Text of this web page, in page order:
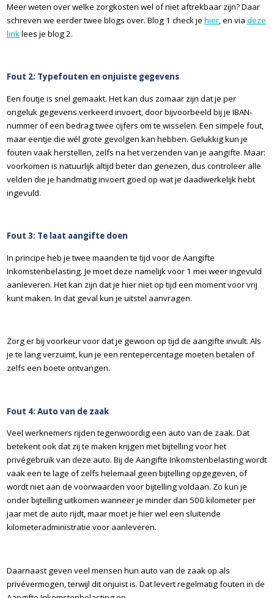
Meer weten over welke zorgkosten wel of niet aftrekbaar zijn? Daar
schreven we eerder twee blogs over. Blog 1 check jehier, en viadeze
linklees je blog 2.
Fout 2: Typefouten en onjuiste gegevens
Een foutje is snel gemaakt. Het kan dus zomaar zijn dat je per
ongeluk gegevens verkeerd invoert, door bijvoorbeeld bij je IBAN-
nummer of een bedrag twee cijfers om te wisselen. Een simpele fout,
maar eentje die wél grote gevolgen kan hebben. Gelukkig kun je
fouten vaak herstellen, zelfs na het verzenden van je aangifte. Maar:
voorkomen is natuurlijk altijd beter dan genezen, dus controleer alle
velden die je handmatig invoert goed op wat je daadwerkelijk hebt
ingevuld.
Fout 3: Te laat aangifte doen
In principe heb je twee maanden te tijd voor de Aangifte
Inkomstenbelasting. Je moet deze namelijk voor 1 mei weer ingevuld
aanleveren. Het kan zijn dat je hier niet op tijd een moment voor vrij
kunt maken. In dat geval kun je uitstel aanvragen.
Zorg er bij voorkeur voor dat je gewoon op tijd de aangifte invult. Als
je te lang verzuimt, kun je een rentepercentage moeten betalen of
zelfs een boete ontvangen.
Fout 4: Auto van de zaak
Veel werknemers rijden tegenwoordig een auto van de zaak. Dat
betekent ook dat zij te maken krijgen met bijtelling voor het
privégebruik van deze auto. Bij de Aangifte Inkomstenbelasting wordt
vaak een te lage of zelfs helemaal geen bijtelling opgegeven, of
wordt niet aan de voorwaarden voor bijtelling voldaan. Zo kun je
onder bijtelling uitkomen wanneer je minder dan 500 kilometer per
jaar met de auto rijdt, maar moet je hier wel een sluitende
kilometeradministratie voor aanleveren.
Daarnaast geven veel mensen hun auto van de zaak op als
privévermogen, terwijl dit onjuist is. Dat levert regelmatig fouten in de